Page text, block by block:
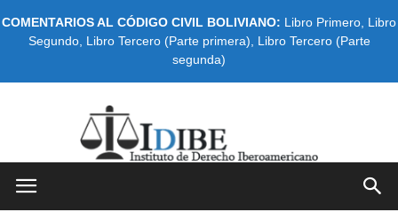
COMENTARIOS AL CÓDIGO CIVIL BOLIVIANO: Libro Primero Libro
Segundo, Libro Tercero (Parte primera)
Libro Tercero (Parte
segunda)